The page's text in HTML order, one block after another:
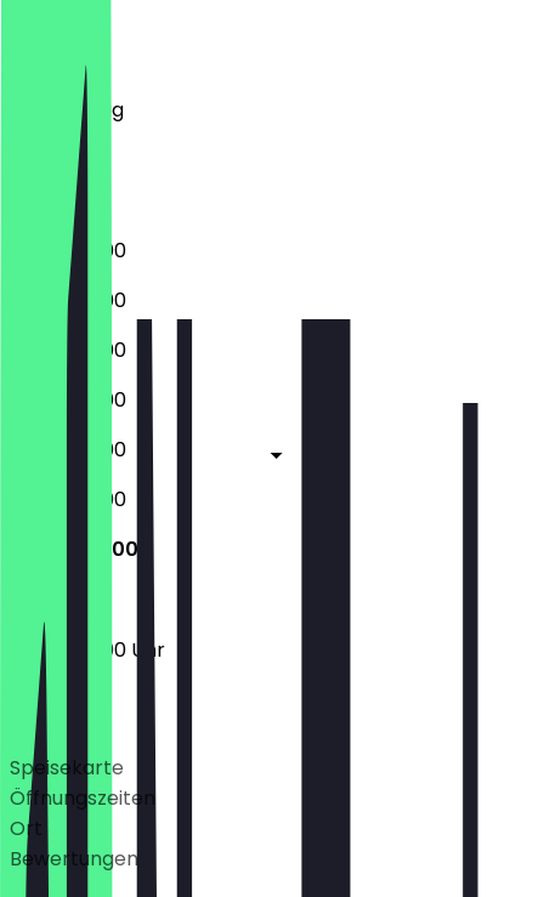
Mittwoch
Donnerstag
Samstag
Sonntag
10:00 - 23:00
10:00 - 23:00
10:00 - 23:00
10:00 - 23:00
10:00 - 23:00
10:00 - 23:00
10:00 - 23:00
10:00 - 23:00 Uhr
Deals
Speisekarte
Öffnungszeiten
Ort
Bewertungen